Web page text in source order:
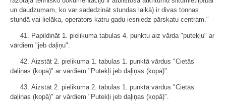
un daudzumam, ko var sadedzināt stundas laikā) ir divas tonnas
stundā vai lielāka, operators katru gadu iesniedz pārskatu centram."
41. Papildināt 1. pielikuma tabulas 4. punktu aiz vārda "putekļu" ar
vārdiem "jeb daļiņu".
42. Aizstāt 2. pielikuma 1. tabulas 1. punktā vārdus "Cietās
daļiņas (kopā)" ar vārdiem "Putekļi jeb daļiņas (kopā)".
43. Aizstāt 2. pielikuma 2. tabulas 1. punktā vārdus "Cietās
daļiņas (kopā)" ar vārdiem "Putekļi jeb daļiņas (kopā)".